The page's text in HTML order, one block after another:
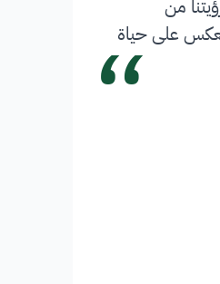
من
ينعكس على حياة
“